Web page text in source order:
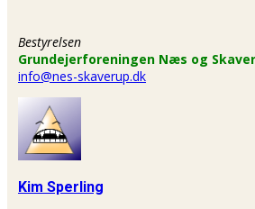
Bestyrelsen
Grundejerforeningen Næs og
info@nes-skaverup.dk
Kim Sperling